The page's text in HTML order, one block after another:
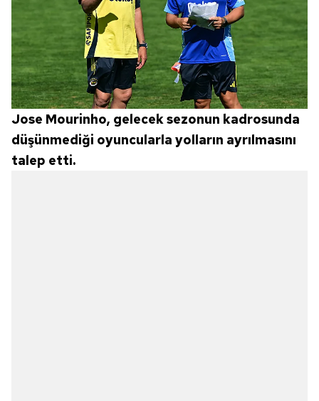
Jose Mourinho, gelecek sezonun kadrosunda
düşünmediği oyuncularla yolların ayrılmasını
talep etti.